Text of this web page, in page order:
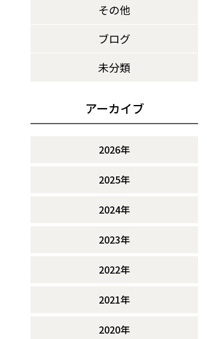
その他
ブログ
未分類
アーカイブ
2026年
2025年
2024年
2023年
2022年
2021年
2020年